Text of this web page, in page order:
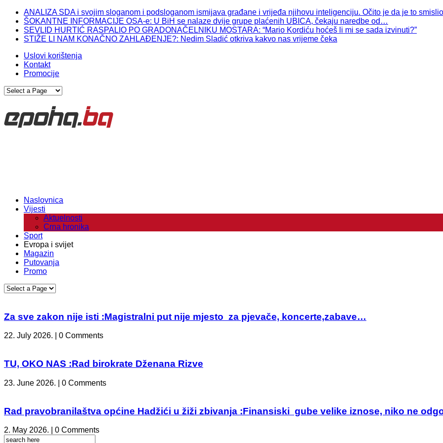
ANALIZA SDA i svojim sloganom i podsloganom ismijava građane i vrijeđa njihovu inteligenciju. Očito je da je to
ŠOKANTNE INFORMACIJE OSA-e: U BiH se nalaze dvije grupe plaćenih UBICA, čekaju naredbe od…
SEVLID HURTIĆ RASPALIO PO GRADONAČELNIKU MOSTARA: “Mario Kordiću hoćeš li mi se sada izvinuti?”
STIŽE LI NAM KONAČNO ZAHLAĐENJE?: Nedim Sladić otkriva kakvo nas vrijeme čeka
Uslovi korištenja
Kontakt
Promocije
Naslovnica
Vijesti
Aktuelnosti
Crna hronika
Sport
Evropa i svijet
Magazin
Putovanja
Promo
Za sve zakon nije isti :Magistralni put nije mjesto za pjevače, koncerte,zabave…
22. July 2026. | 0 Comments
TU, OKO NAS :Rad birokrate Dženana Rizve
23. June 2026. | 0 Comments
Rad pravobranilaštva općine Hadžići u žiži zbivanja :Finansiski gube velike iznose, niko ne
2. May 2026. | 0 Comments